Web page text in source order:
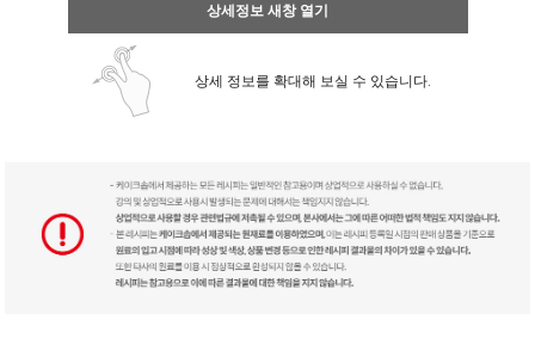
상세정보 새창 열기
상세 정보를 확대해 보실 수 있습니다.